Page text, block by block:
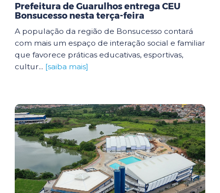
Prefeitura de Guarulhos entrega CEU
Bonsucesso nesta terça-feira
A população da região de Bonsucesso contará
com mais um espaço de interação social e familiar
que favorece práticas educativas, esportivas,
cultur... [saiba mais]